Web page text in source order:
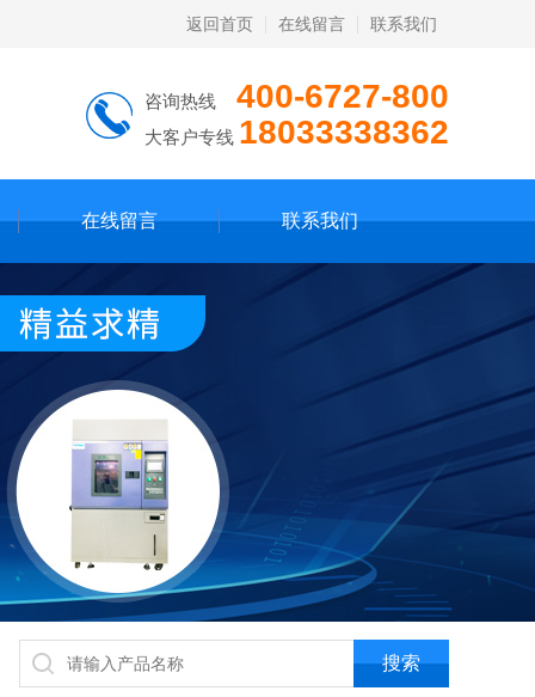
返回首页 在线留言 联系我们
咨询热线 400-6727-800
大客户专线 18033338362
在线留言 联系我们